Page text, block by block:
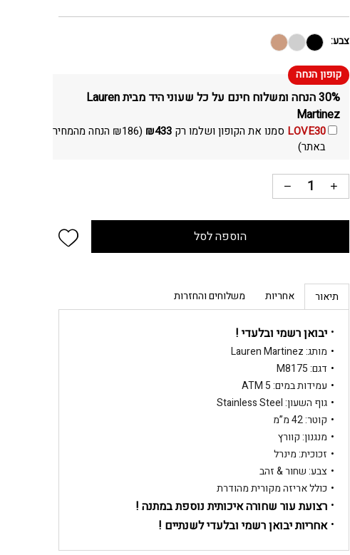
צבע:
30% הנחה ומשלוח חינם על כל שעוני היד מבית Lauren
Martinez
LOVE30 סמנו את הקופון ושלמו רק ₪433
(
₪186
הנחה מהמחיר
באתר)
הוספה לסל wishlist
תיאור אחריות משלוחים והחזרות
יבואן רשמי ובלעדי !
מותג: Lauren Martinez
דגם: M8175
עמידות במים: ATM 5
גוף השעון: Stainless Steel
קוטר: 42 מ”מ
מנגנון: קוורץ
זכוכית: מינרל
צבע: שחור & זהב
כולל אריזה מקורית מהודרת
רצועת עור שחורה איכותית נוספת במתנה !
אחריות יבואן רשמי ובלעדי לשנתיים !